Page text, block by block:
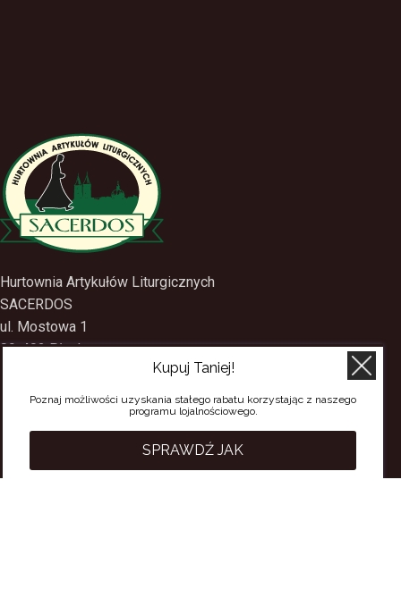
Hurtownia Artykułów Liturgicznych
SACERDOS
ul. Mostowa 1
09-402 Płock
tel.kom.
501-384-314
PRZYDATNE LINKI
Polityka Prywatności
Kupuj Taniej!
Poznaj możliwości uzyskania stałego rabatu korzystając z naszego
SPRAWDŹ JAK